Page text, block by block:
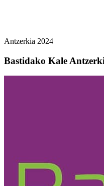
Antzerkia 2024
Bastidako Kale